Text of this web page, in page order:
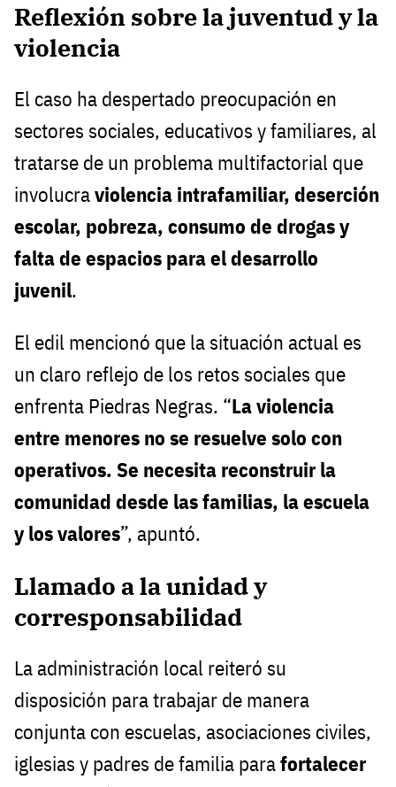
Reflexión sobre la juventud y la
violencia
El caso ha despertado preocupación en
sectores sociales, educativos y familiares, al
tratarse de un problema multifactorial que
involucraviolencia intrafamiliar, deserción
escolar, pobreza, consumo de drogas y
falta de espacios para el desarrollo
juvenil.
El edil mencionó que la situación actual es
un claro reflejo de los retos sociales que
enfrenta Piedras Negras. “La violencia
entre menores no se resuelve solo con
operativos. Se necesita reconstruir la
comunidad desde las familias, la escuela
y los valores”, apuntó.
Llamado a la unidad y
corresponsabilidad
La administración local reiteró su
disposición para trabajar de manera
conjunta con escuelas, asociaciones civiles,
iglesias y padres de familia parafortalecer